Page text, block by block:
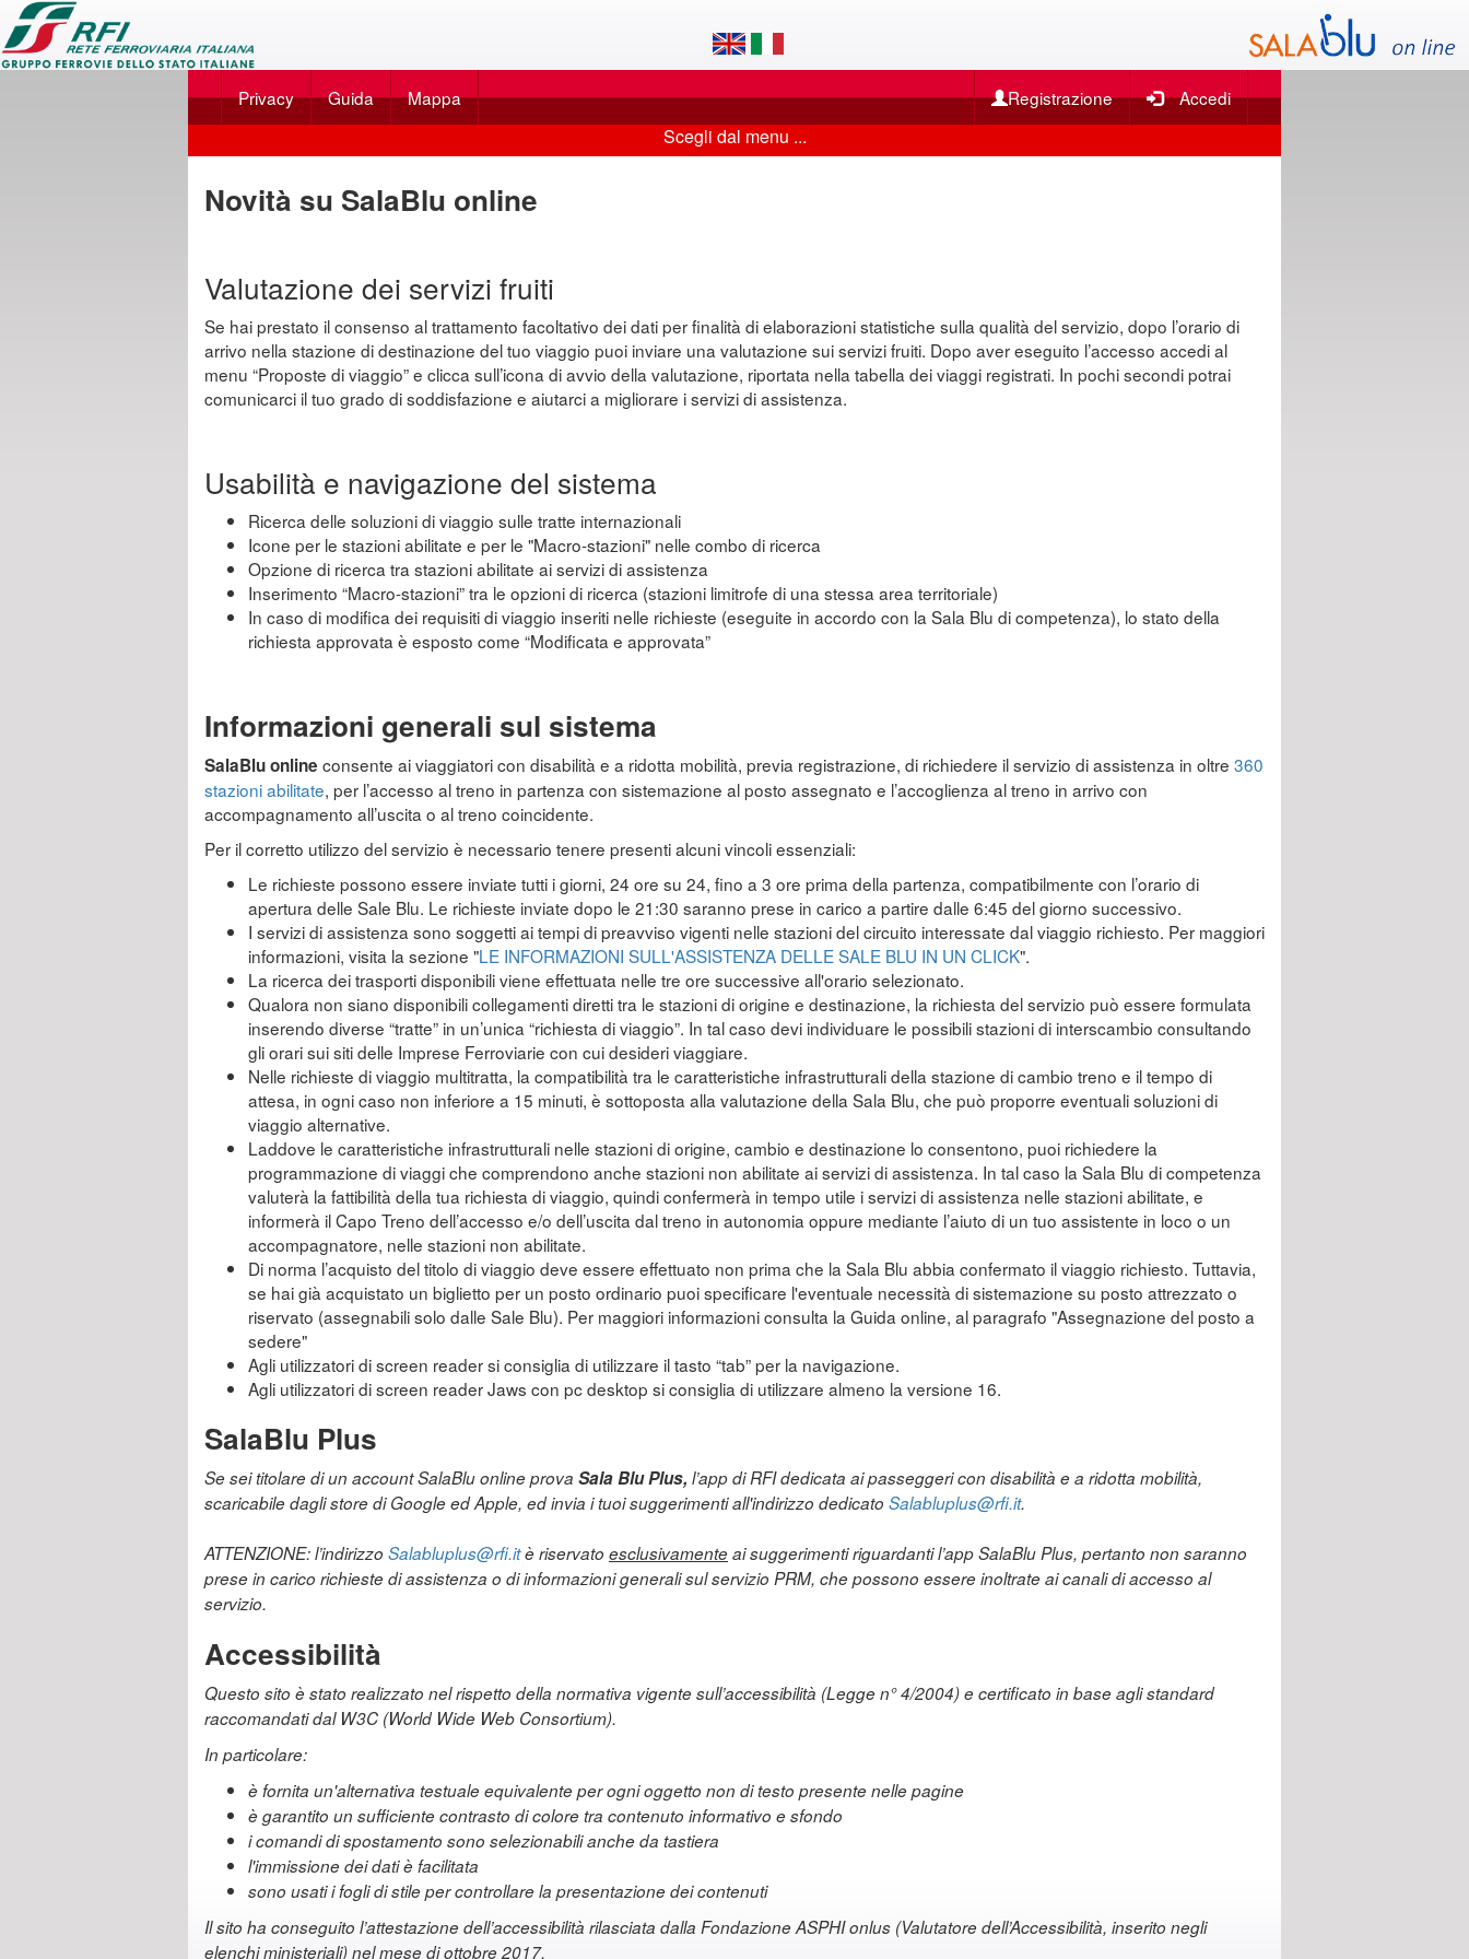
Applicazione
SalaBlu Privacy Guida Mappa Registrazione Accedi
Scegli
dal
menu
Scegli dal menu ...
Novità su SalaBlu online
Valutazione dei servizi fruiti
Se hai prestato il consenso al trattamento facoltativo dei dati per finalità di elaborazioni statistiche sulla qualità del servizio, dopo l’orario di
arrivo nella stazione di destinazione del tuo viaggio puoi inviare una valutazione sui servizi fruiti. Dopo aver eseguito l’accesso accedi al
menu “Proposte di viaggio” e clicca sull’icona di avvio della valutazione, riportata nella tabella dei viaggi registrati. In pochi secondi potrai
comunicarci il tuo grado di soddisfazione e aiutarci a migliorare i servizi di assistenza.
Usabilità e navigazione del sistema
Ricerca delle soluzioni di viaggio sulle tratte internazionali
Icone per le stazioni abilitate e per le "Macro-stazioni" nelle combo di ricerca
Opzione di ricerca tra stazioni abilitate ai servizi di assistenza
Inserimento “Macro-stazioni” tra le opzioni di ricerca (stazioni limitrofe di una stessa area territoriale)
In caso di modifica dei requisiti di viaggio inseriti nelle richieste (eseguite in accordo con la Sala Blu di competenza), lo stato della
richiesta approvata è esposto come “Modificata e approvata”
Informazioni generali sul sistema
SalaBlu online consente ai viaggiatori con disabilità e a ridotta mobilità, previa registrazione, di richiedere il servizio di assistenza in oltre 360
stazioni abilitate, per l’accesso al treno in partenza con sistemazione al posto assegnato e l’accoglienza al treno in arrivo con
accompagnamento all’uscita o al treno coincidente.
Per il corretto utilizzo del servizio è necessario tenere presenti alcuni vincoli essenziali:
Le richieste possono essere inviate tutti i giorni, 24 ore su 24, fino a 3 ore prima della partenza, compatibilmente con l’orario di
apertura delle Sale Blu. Le richieste inviate dopo le 21:30 saranno prese in carico a partire dalle 6:45 del giorno successivo.
I servizi di assistenza sono soggetti ai tempi di preavviso vigenti nelle stazioni del circuito interessate dal viaggio richiesto. Per maggiori
informazioni, visita la sezione "LE INFORMAZIONI SULL'ASSISTENZA DELLE SALE BLU IN UN CLICK".
La ricerca dei trasporti disponibili viene effettuata nelle tre ore successive all'orario selezionato.
Qualora non siano disponibili collegamenti diretti tra le stazioni di origine e destinazione, la richiesta del servizio può essere formulata
inserendo diverse “tratte” in un’unica “richiesta di viaggio”. In tal caso devi individuare le possibili stazioni di interscambio consultando
gli orari sui siti delle Imprese Ferroviarie con cui desideri viaggiare.
Nelle richieste di viaggio multitratta, la compatibilità tra le caratteristiche infrastrutturali della stazione di cambio treno e il tempo di
attesa, in ogni caso non inferiore a 15 minuti, è sottoposta alla valutazione della Sala Blu, che può proporre eventuali soluzioni di
viaggio alternative.
Laddove le caratteristiche infrastrutturali nelle stazioni di origine, cambio e destinazione lo consentono, puoi richiedere la
programmazione di viaggi che comprendono anche stazioni non abilitate ai servizi di assistenza. In tal caso la Sala Blu di competenza
valuterà la fattibilità della tua richiesta di viaggio, quindi confermerà in tempo utile i servizi di assistenza nelle stazioni abilitate, e
informerà il Capo Treno dell’accesso e/o dell’uscita dal treno in autonomia oppure mediante l’aiuto di un tuo assistente in loco o un
accompagnatore, nelle stazioni non abilitate.
Di norma l’acquisto del titolo di viaggio deve essere effettuato non prima che la Sala Blu abbia confermato il viaggio richiesto. Tuttavia,
se hai già acquistato un biglietto per un posto ordinario puoi specificare l'eventuale necessità di sistemazione su posto attrezzato o
riservato (assegnabili solo dalle Sale Blu). Per maggiori informazioni consulta la Guida online, al paragrafo "Assegnazione del posto a
sedere"
Agli utilizzatori di screen reader si consiglia di utilizzare il tasto “tab” per la navigazione.
Agli utilizzatori di screen reader Jaws con pc desktop si consiglia di utilizzare almeno la versione 16.
SalaBlu Plus
Se sei titolare di un account SalaBlu online prova Sala Blu Plus, l’app di RFI dedicata ai passeggeri con disabilità e a ridotta mobilità,
scaricabile dagli store di Google ed Apple, ed invia i tuoi suggerimenti all'indirizzo dedicato Salabluplus@rfi.it.
ATTENZIONE: l’indirizzo Salabluplus@rfi.itè riservato esclusivamenteai suggerimenti riguardanti l’app SalaBlu Plus, pertanto non saranno
prese in carico richieste di assistenza o di informazioni generali sul servizio PRM, che possono essere inoltrate ai canali di accesso al
servizio.
Accessibilità
Questo sito è stato realizzato nel rispetto della normativa vigente sull’accessibilità (Legge n° 4/2004) e certificato in base agli standard
raccomandati dal W3C (World Wide Web Consortium).
In particolare:
è fornita un'alternativa testuale equivalente per ogni oggetto non di testo presente nelle pagine
è garantito un sufficiente contrasto di colore tra contenuto informativo e sfondo
i comandi di spostamento sono selezionabili anche da tastiera
l'immissione dei dati è facilitata
sono usati i fogli di stile per controllare la presentazione dei contenuti
Il sito ha conseguito l’attestazione dell’accessibilità rilasciata dalla Fondazione ASPHI onlus (Valutatore dell’Accessibilità, inserito negli
elenchi ministeriali) nel mese di ottobre 2017.